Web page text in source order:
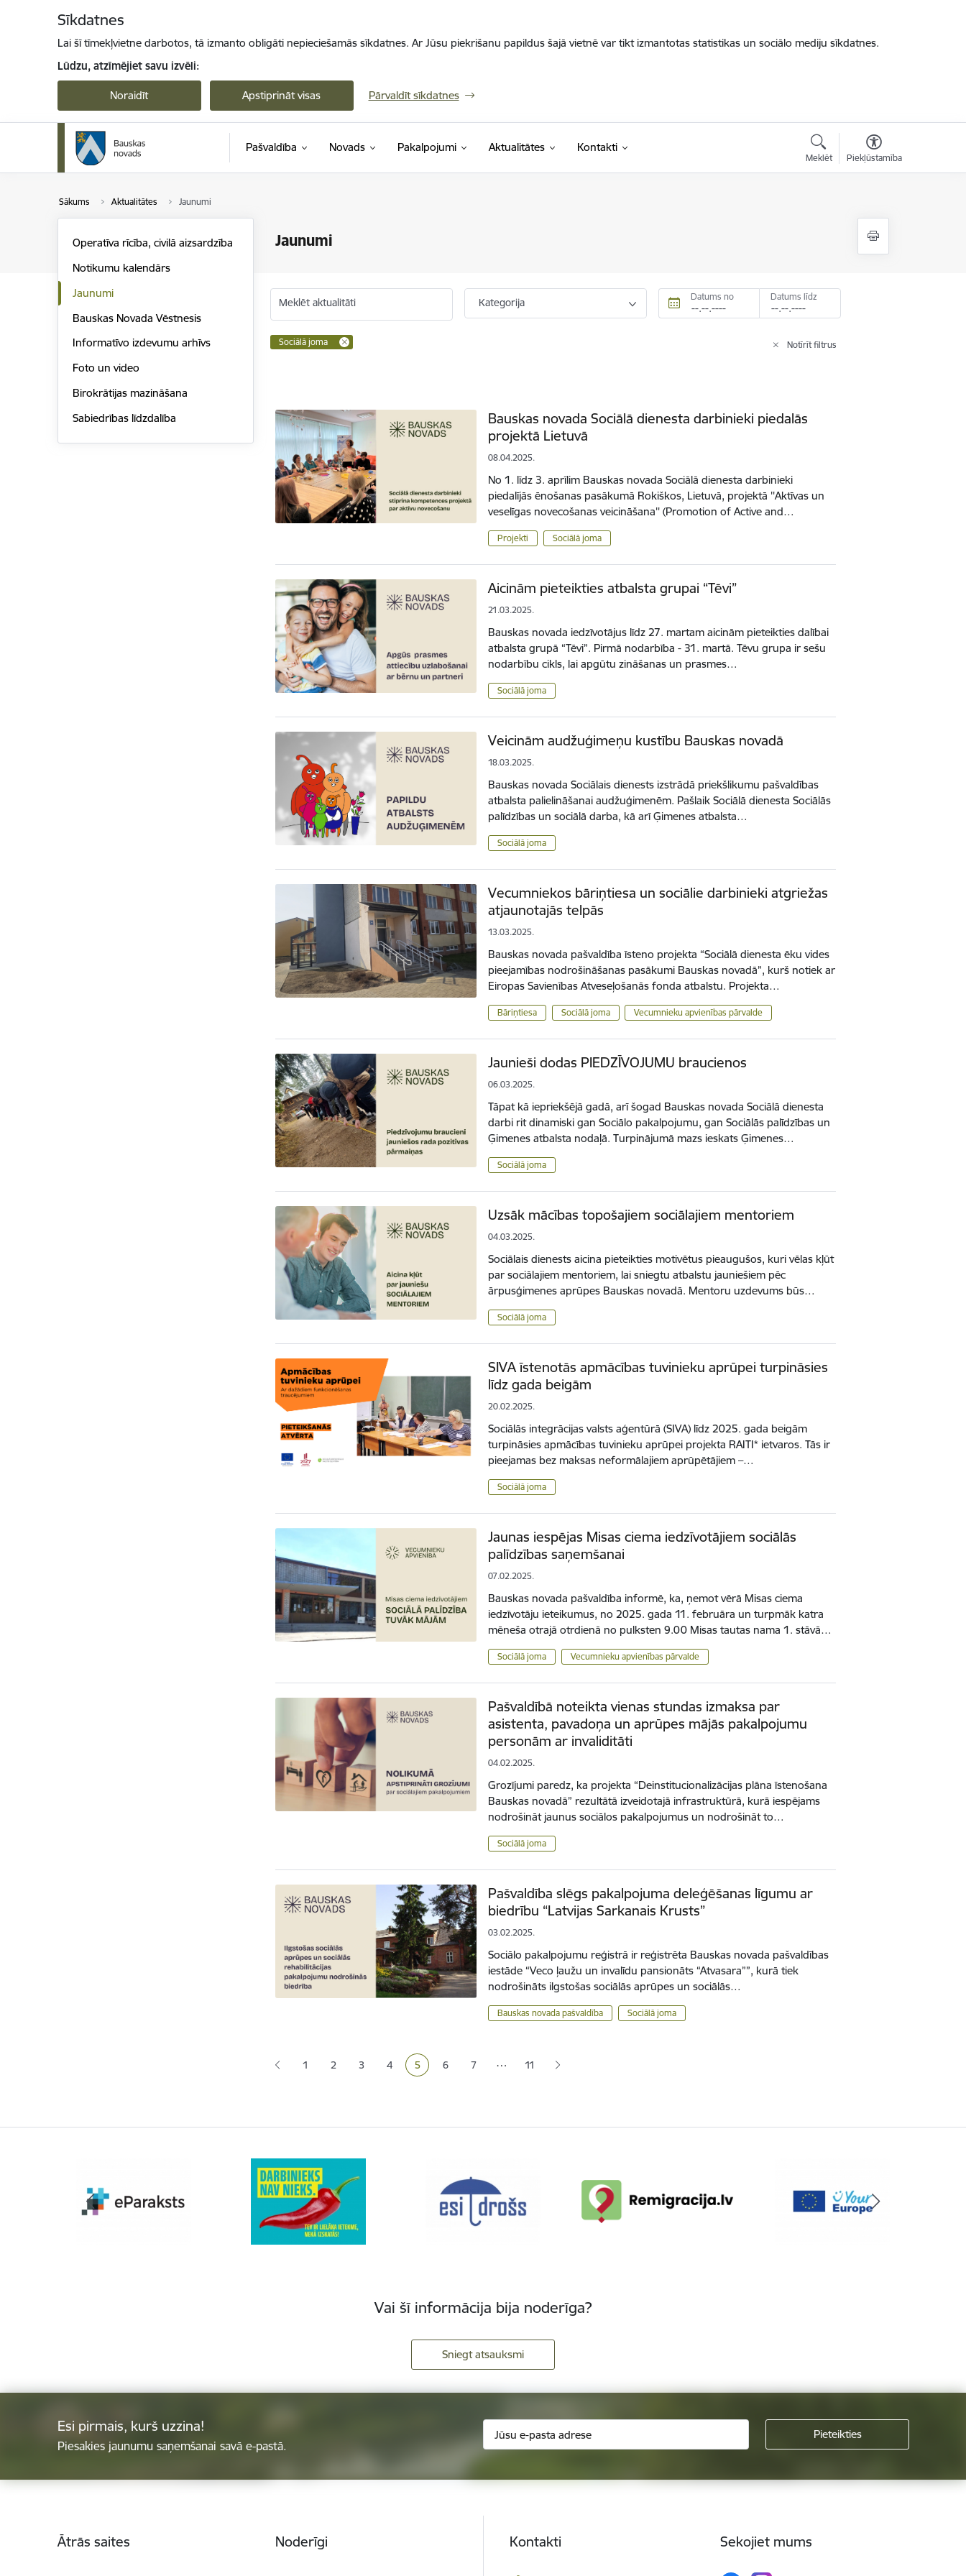
Sīkdatnes
Lai šī tīmekļvietne darbotos, tā izmanto obligāti nepieciešamās sīkdatnes. Ar Jūsu piekrišanu papildus šajā vietnē var tikt izmantotas statistikas un sociālo mediju sīkdatnes.
Lūdzu, atzīmējiet savu izvēli:
Noraidīt Apstiprināt visas Pārvaldīt sīkdatnes
Pašvaldība Novads Pakalpojumi Aktualitātes Kontakti
Meklēt Piekļūstamība
Sākums Aktualitātes Jaunumi
Jaunumi
Operatīva rīcība, civilā aizsardzība
Notikumu kalendārs
Jaunumi
Bauskas Novada Vēstnesis
Informatīvo izdevumu arhīvs
Foto un video
Birokrātijas mazināšana
Sabiedrības līdzdalība
Meklēt aktualitāti Kategorija Datums no Datums līdz
Sociālā joma Notīrīt filtrus
Bauskas novada Sociālā dienesta darbinieki piedalās
projektā Lietuvā
08.04.2025.
No 1. līdz 3. aprīlim Bauskas novada Sociālā dienesta darbinieki
piedalījās ēnošanas pasākumā Rokiškos, Lietuvā, projektā ''Aktīvas un
veselīgas novecošanas veicināšana'' (Promotion of Active and…
Projekti Sociālā joma
Aicinām pieteikties atbalsta grupai “Tēvi”
21.03.2025.
Bauskas novada iedzīvotājus līdz 27. martam aicinām pieteikties dalībai
atbalsta grupā “Tēvi”. Pirmā nodarbība - 31. martā. Tēvu grupa ir sešu
nodarbību cikls, lai apgūtu zināšanas un prasmes…
Sociālā joma
Veicinām audžuģimeņu kustību Bauskas novadā
18.03.2025.
Bauskas novada Sociālais dienests izstrādā priekšlikumu pašvaldības
atbalsta palielināšanai audžuģimenēm. Pašlaik Sociālā dienesta Sociālās
palīdzības un sociālā darba, kā arī Ģimenes atbalsta…
Sociālā joma
Vecumniekos bāriņtiesa un sociālie darbinieki atgriežas
atjaunotajās telpās
13.03.2025.
Bauskas novada pašvaldība īsteno projekta “Sociālā dienesta ēku vides
pieejamības nodrošināšanas pasākumi Bauskas novadā”, kurš notiek ar
Eiropas Savienības Atveseļošanās fonda atbalstu. Projekta…
Bāriņtiesa Sociālā joma Vecumnieku apvienības pārvalde
Jaunieši dodas PIEDZĪVOJUMU braucienos
06.03.2025.
Tāpat kā iepriekšējā gadā, arī šogad Bauskas novada Sociālā dienesta
darbi rit dinamiski gan Sociālo pakalpojumu, gan Sociālās palīdzības un
Ģimenes atbalsta nodaļā. Turpinājumā mazs ieskats Ģimenes…
Sociālā joma
Uzsāk mācības topošajiem sociālajiem mentoriem
04.03.2025.
Sociālais dienests aicina pieteikties motivētus pieaugušos, kuri vēlas kļūt
par sociālajiem mentoriem, lai sniegtu atbalstu jauniešiem pēc
ārpusģimenes aprūpes Bauskas novadā. Mentoru uzdevums būs…
Sociālā joma
SIVA īstenotās apmācības tuvinieku aprūpei turpināsies
līdz gada beigām
20.02.2025.
Sociālās integrācijas valsts aģentūrā (SIVA) līdz 2025. gada beigām
turpināsies apmācības tuvinieku aprūpei projekta RAITI* ietvaros. Tās ir
pieejamas bez maksas neformālajiem aprūpētājiem –…
Sociālā joma
Jaunas iespējas Misas ciema iedzīvotājiem sociālās
palīdzības saņemšanai
07.02.2025.
Bauskas novada pašvaldība informē, ka, ņemot vērā Misas ciema
iedzīvotāju ieteikumus, no 2025. gada 11. februāra un turpmāk katra
mēneša otrajā otrdienā no pulksten 9.00 Misas tautas nama 1. stāvā…
Sociālā joma Vecumnieku apvienības pārvalde
Pašvaldībā noteikta vienas stundas izmaksa par
asistenta, pavadoņa un aprūpes mājās pakalpojumu
personām ar invaliditāti
04.02.2025.
Grozījumi paredz, ka projekta “Deinstitucionalizācijas plāna īstenošana
Bauskas novadā” rezultātā izveidotajā infrastruktūrā, kurā iespējams
nodrošināt jaunus sociālos pakalpojumus un nodrošināt to…
Sociālā joma
Pašvaldība slēgs pakalpojuma deleģēšanas līgumu ar
biedrību “Latvijas Sarkanais Krusts”
03.02.2025.
Sociālo pakalpojumu reģistrā ir reģistrēta Bauskas novada pašvaldības
iestāde “Veco ļaužu un invalīdu pansionāts “Atvasara””, kurā tiek
nodrošināts ilgstošas sociālās aprūpes un sociālās…
Bauskas novada pašvaldība Sociālā joma
1 Lapa
2 Lapa
3 Lapa
4 Pašreizējā lapa
5 Lapa
6 Lapa
7 … 11
Vai šī informācija bija noderīga?
Sniegt atsauksmi
Esi pirmais, kurš uzzina!
Piesakies jaunumu saņemšanai savā e-pastā.
Ātrās saites Noderīgi Kontakti Sekojiet mums